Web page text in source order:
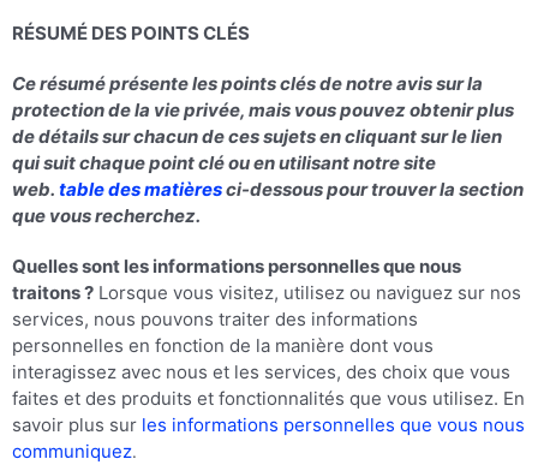
RÉSUMÉ DES POINTS CLÉS
Ce résumé présente les points clés de notre avis sur la
protection de la vie privée, mais vous pouvez obtenir plus
de détails sur chacun de ces sujets en cliquant sur le lien
qui suit chaque point clé ou en utilisant notre site
web. table des matièresci-dessous pour trouver la section
que vous recherchez.
Quelles sont les informations personnelles que nous
traitons ? Lorsque vous visitez, utilisez ou naviguez sur nos
services, nous pouvons traiter des informations
personnelles en fonction de la manière dont vous
interagissez avec nous et les services, des choix que vous
faites et des produits et fonctionnalités que vous utilisez. En
savoir plus sur les informations personnelles que vous nous
communiquez.